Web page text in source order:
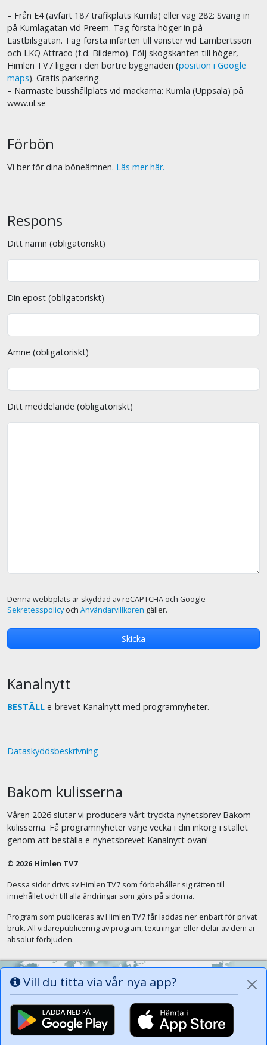
– Från E4 (avfart 187 trafikplats Kumla) eller väg 282: Sväng in
på Kumlagatan vid Preem. Tag första höger in på
Lastbilsgatan. Tag första infarten till vänster vid Lambertsson
och LKQ Attraco (f.d. Bildemo). Följ skogskanten till höger,
Himlen TV7 ligger i den bortre byggnaden (position i Google
maps). Gratis parkering.
– Närmaste busshållplats vid mackarna: Kumla (Uppsala) på
www.ul.se
Förbön
Vi ber för dina böneämnen. Läs mer här.
Respons
Ditt namn (obligatoriskt)
Din epost (obligatoriskt)
Ämne (obligatoriskt)
Ditt meddelande (obligatoriskt)
Denna webbplats är skyddad av reCAPTCHA och Google
Sekretesspolicyoch Användarvillkoren gäller.
Kanalnytt
BESTÄLL e-brevet Kanalnytt med programnyheter.
Dataskyddsbeskrivning
Bakom kulisserna
Våren 2026 slutar vi producera vårt tryckta nyhetsbrev Bakom
kulisserna. Få programnyheter varje vecka i din inkorg i stället
genom att beställa e-nyhetsbrevet Kanalnytt ovan!
Vill du titta via vår nya app?
© 2026 Himlen TV7
Dessa sidor drivs av Himlen TV7 som förbehåller sig rätten till
innehållet och till alla ändringar som görs på sidorna.
Program som publiceras av Himlen TV7 får laddas ner enbart för privat
bruk. All vidarepublicering av program, textningar eller delar av dem är
absolut förbjuden.
Alla tungor ska bekänna att Jesus Kristus
är Herren, Gud Fadern till ära. (Fil 2:11)